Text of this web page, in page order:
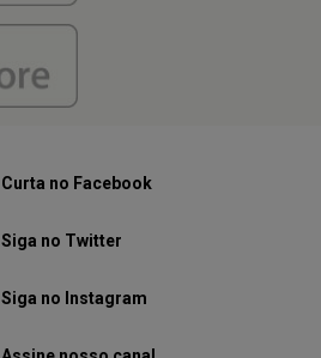
Curta no Facebook
Siga no Twitter
Siga no Instagram